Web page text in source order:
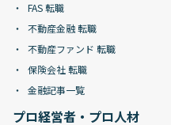
FAS 転職
不動産金融 転職
不動産ファンド 転職
保険会社 転職
金融記事一覧
プロ経営者・プロ人材